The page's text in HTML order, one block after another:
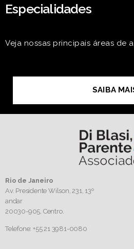
Especialidades
Veja nossas principais áreas de
SAIBA
Rio de Janeiro
Av. Presidente Wilson, 231, 13º
andar
20030-905, Centro.
Telefone: +55 21 3981-0080